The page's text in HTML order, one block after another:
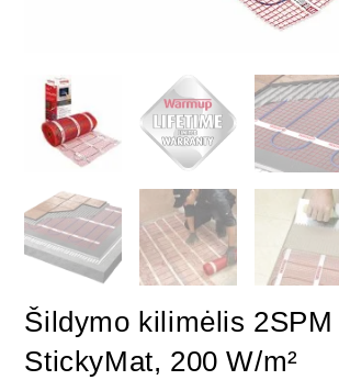
Šildymo kilimėlis 2SPM
StickyMat, 200 W/m²